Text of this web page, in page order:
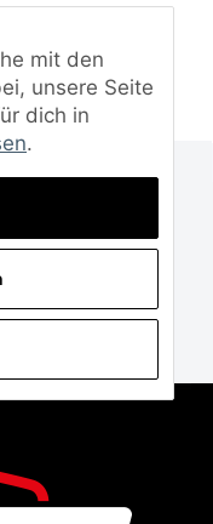
mit den
unsere Seite
dich in
.